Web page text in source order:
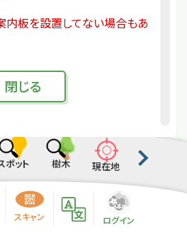
内板を設置してない場合もあ
閉じる
ポット 樹木 現在地
スキャン ログイン
道紹介ページ
緑地紹介情報